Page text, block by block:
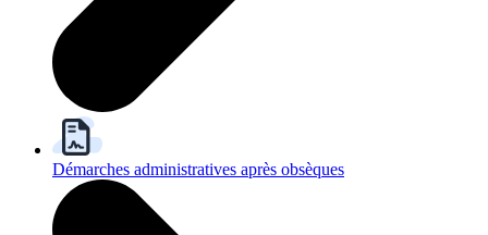
Démarches administratives après obsèques